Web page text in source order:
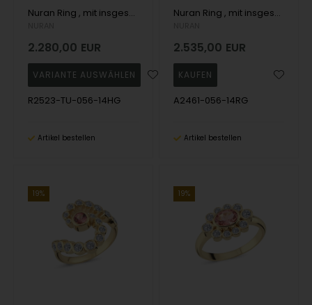
Nuran Ring , mit insgesamt 0,56 ct Wesselton SI
2.280,00 EUR
R2523-TU-056-14HG
Artikel bestellen
Nuran Ring , mit insgesamt 0,56 ct Wesselton SI
2.535,00 EUR
A2461-056-14RG
Artikel bestellen
19% 19%